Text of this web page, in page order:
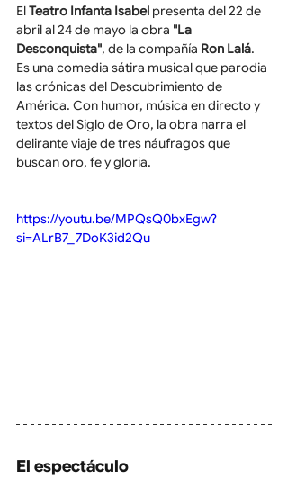
El Teatro Infanta Isabel presenta del 22 de
abril al 24 de mayo la obra "La
Desconquista", de la compañía Ron Lalá.
Es una comedia sátira musical que parodia
las crónicas del Descubrimiento de
América. Con humor, música en directo y
textos del Siglo de Oro, la obra narra el
delirante viaje de tres náufragos que
buscan oro, fe y gloria.
https://youtu.be/MPQsQ0bxEgw?
si=ALrB7_7DoK3id2Qu
El espectáculo